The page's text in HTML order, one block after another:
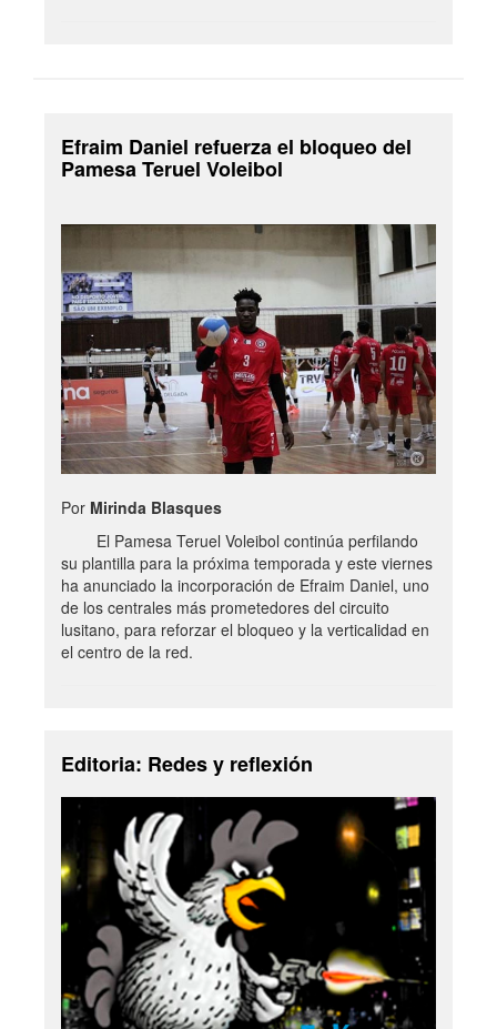
Efraim Daniel refuerza el bloqueo del
Pamesa Teruel Voleibol
Por Mirinda Blasques
El Pamesa Teruel Voleibol continúa perfilando
su plantilla para la próxima temporada y este viernes
ha anunciado la incorporación de Efraim Daniel, uno
de los centrales más prometedores del circuito
lusitano, para reforzar el bloqueo y la verticalidad en
el centro de la red.
Editoria: Redes y reflexión